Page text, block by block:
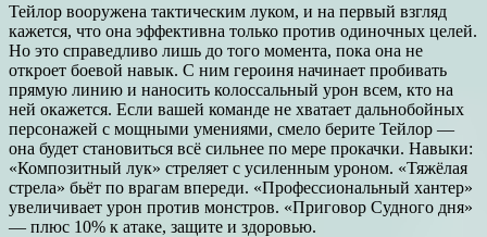
Тейлор вооружена тактическим луком, и на первый взгляд
кажется, что она эффективна только против одиночных целей.
Но это справедливо лишь до того момента, пока она не
откроет боевой навык. С ним героиня начинает пробивать
прямую линию и наносить колоссальный урон всем, кто на
ней окажется. Если вашей команде не хватает дальнобойных
персонажей с мощными умениями, смело берите Тейлор —
она будет становиться всё сильнее по мере прокачки. Навыки:
«Композитный лук» стреляет с усиленным уроном. «Тяжёлая
стрела» бьёт по врагам впереди. «Профессиональный хантер»
увеличивает урон против монстров. «Приговор Судного дня»
— плюс 10% к атаке, защите и здоровью.